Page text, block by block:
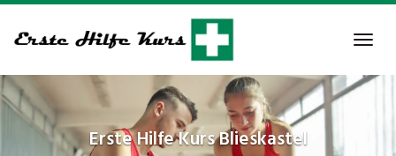
to
content
Erste Hilfe KursBlieskastel